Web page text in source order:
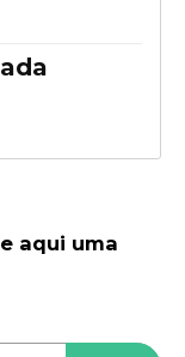
aqui uma